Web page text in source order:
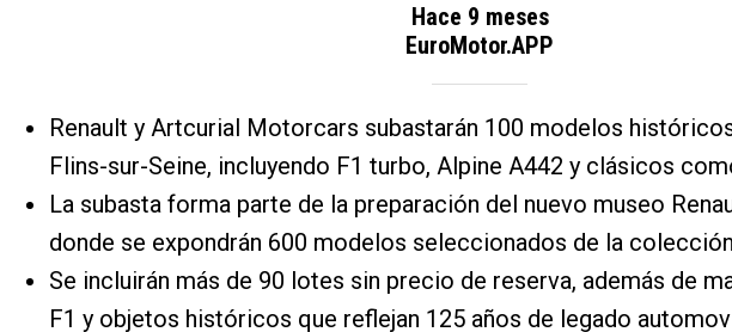
Hace 9 meses
EuroMotor.APP
Renault y Artcurial Motorcars subastarán 100 modelos
Flins-sur-Seine, incluyendo F1 turbo, Alpine A442 y clásicos
La subasta forma parte de la preparación del nuevo museo
donde se expondrán 600 modelos seleccionados de la
Se incluirán más de 90 lotes sin precio de reserva, además de
F1 y objetos históricos que reflejan 125 años de legado